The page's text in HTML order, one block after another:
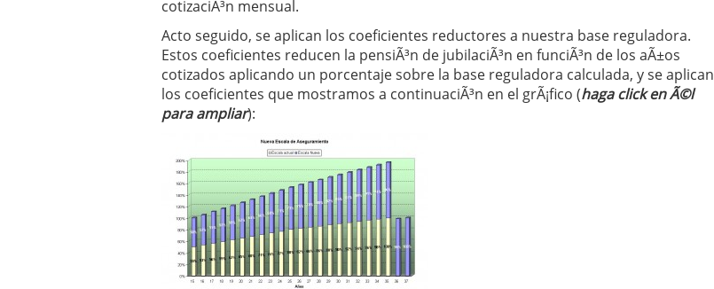
cotizaciÃ³n mensual.
Acto seguido, se aplican los coeficientes reductores a nuestra base reguladora.
Estos coeficientes reducen la pensiÃ³n de jubilaciÃ³n en funciÃ³n de los aÃ±os
cotizados aplicando un porcentaje sobre la base reguladora calculada, y se aplican
los coeficientes que mostramos a continuaciÃ³n en el grÃ¡fico (haga click en Ã©l
para ampliar):